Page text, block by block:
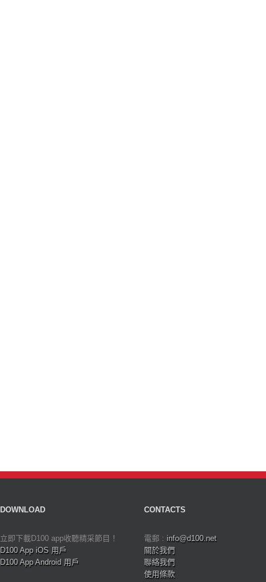
DOWNLOAD
立即下載D100 app收聽精采節目！
D100 App iOS 用戶
D100 App Android 用戶
CONTACTS
電郵 : info@d100.net
關於我們
聯絡我們
使用條款